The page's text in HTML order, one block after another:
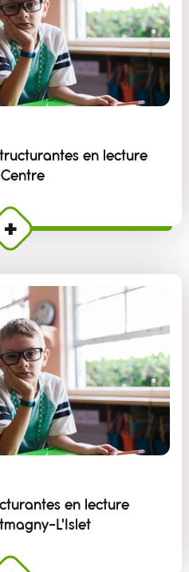
en lecture
en lecture